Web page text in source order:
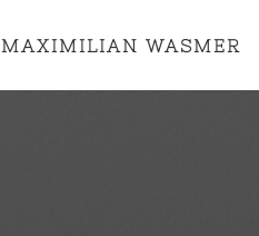
MAXIMILIAN WASMER